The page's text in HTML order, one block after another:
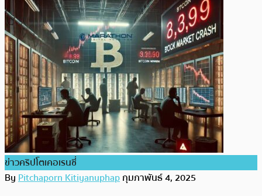
ข่าวคริปโตเคอเรนซี่
ByPitchaporn Kitiyanuphapกุมภาพันธ์ 4, 2025